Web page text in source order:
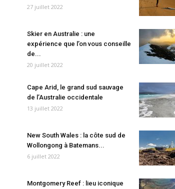
27 juillet 2022
Skier en Australie : une
expérience que l’on vous conseille
de...
20 juillet 2022
Cape Arid, le grand sud sauvage
de l’Australie occidentale
13 juillet 2022
New South Wales : la côte sud de
Wollongong à Batemans...
6 juillet 2022
Montgomery Reef : lieu iconique